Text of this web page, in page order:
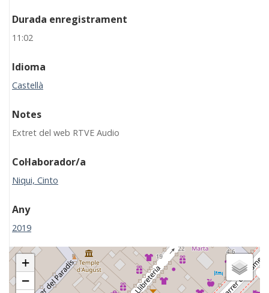
Durada enregistrament
11:02
Idioma
Castellà
Notes
Extret del web RTVE Audio
Col·laborador/a
Niqui, Cinto
Any
2019
+
−